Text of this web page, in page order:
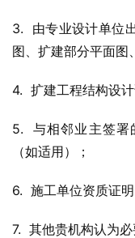
3.  由专业设计单位
图、扩建部分平面图
4.  扩建工程结构设
5.  与相邻业主签署
（如适用）；
6.  施工单位资质证
7.  其他贵机构认为必